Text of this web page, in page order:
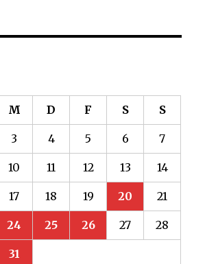
M D F S S
3 4 5 6 7
10 11 12 13 14
17 18 19 20 21
24 25 26 27 28
31